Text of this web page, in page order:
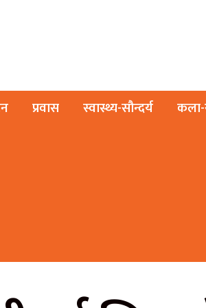
प्रवास स्वास्थ्य-सौन्दर्य कला-